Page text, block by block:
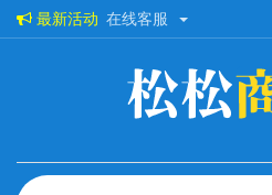
最新活动 在线客服